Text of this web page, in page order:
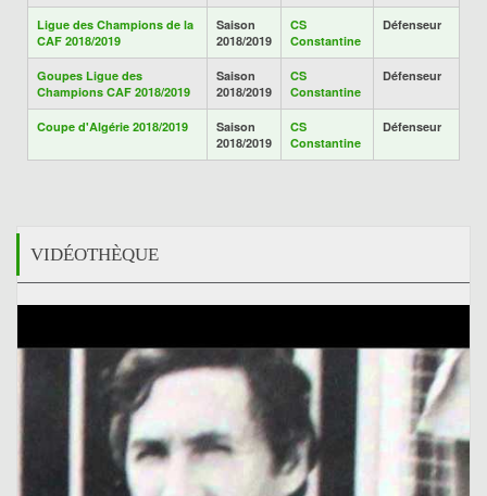
Ligue des Champions de la
CAF 2018/2019
Saison
2018/2019
CS
Constantine
Défenseur
Goupes Ligue des
Champions CAF 2018/2019
Saison
2018/2019
CS
Constantine
Défenseur
Coupe d'Algérie 2018/2019
Saison
2018/2019
CS
Constantine
Défenseur
VIDÉOTHÈQUE